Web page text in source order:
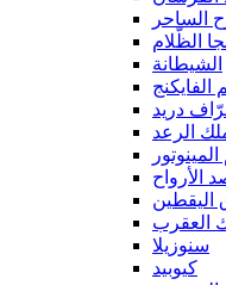
الساحر
الظّلام
الشيطانة
الفايكنج
دريد
الرعد
الأرواح
اليقطين
العقرب
سنوزيلا
كيوبيد